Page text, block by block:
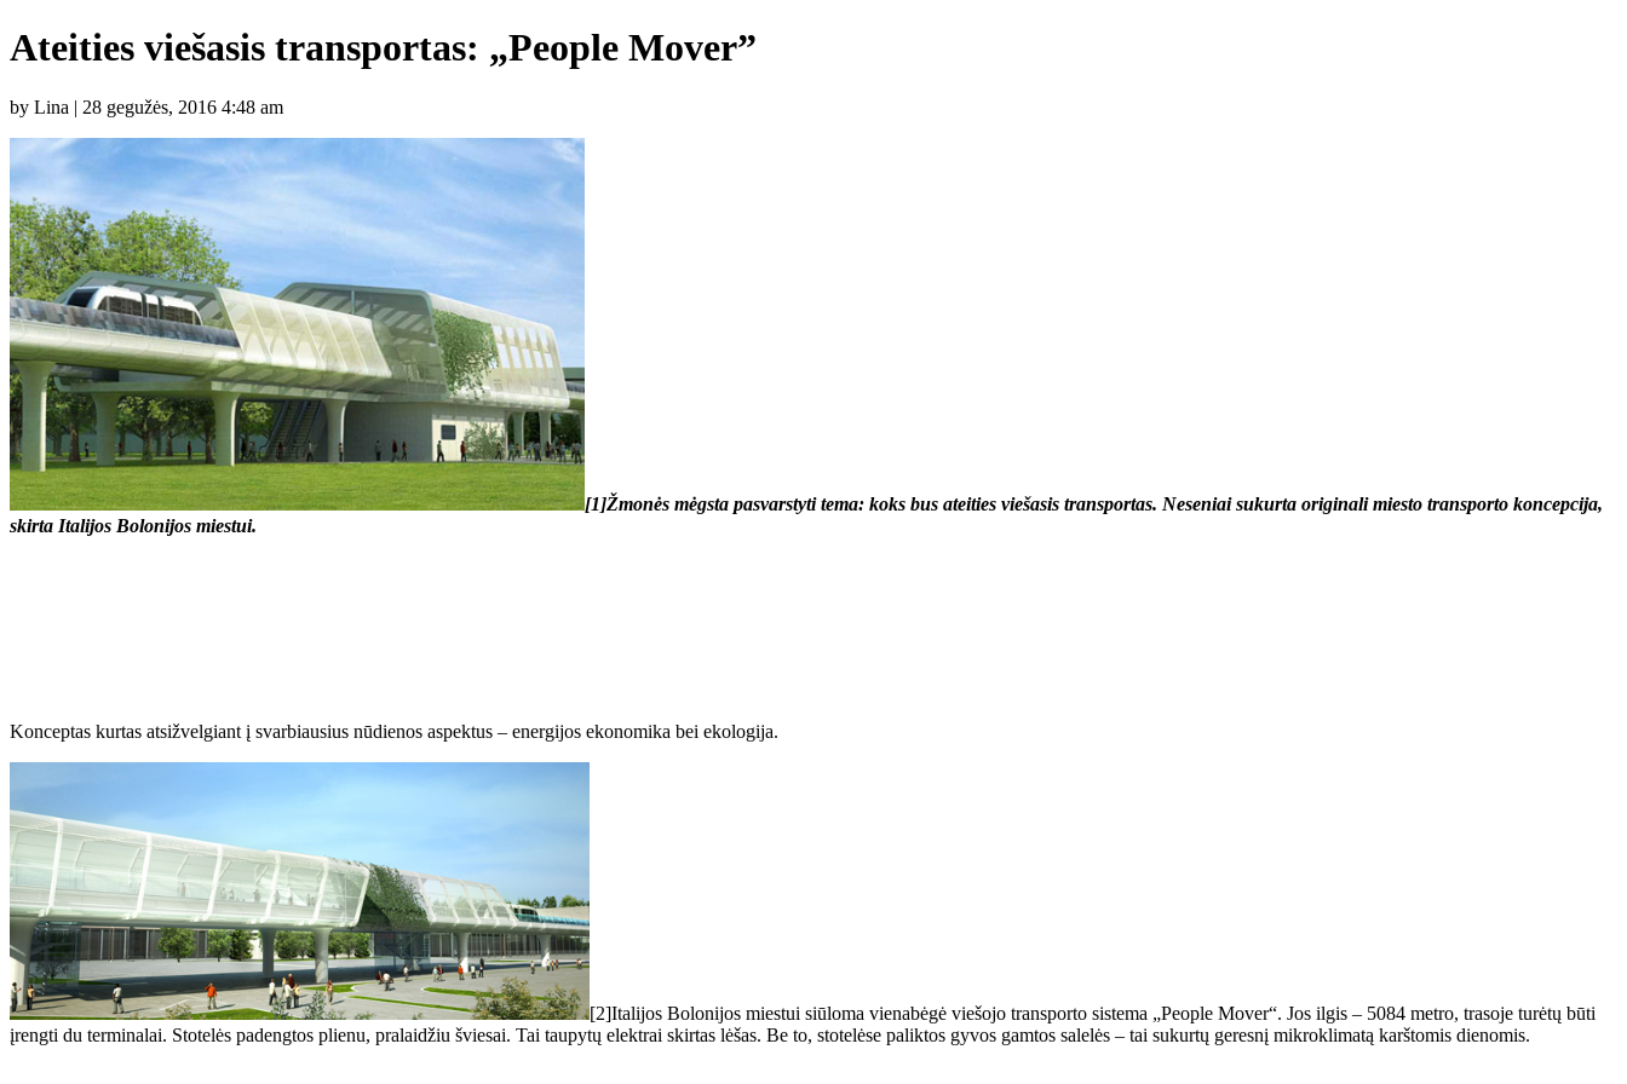
Ateities viešasis transportas: „People Mover”
by Lina | 28 gegužės, 2016 4:48 am
[1]Žmonės mėgsta pasvarstyti tema: koks bus ateities viešasis transportas. Neseniai sukurta originali miesto transporto koncepcija,
skirta Italijos Bolonijos miestui.
Konceptas kurtas atsižvelgiant į svarbiausius nūdienos aspektus – energijos ekonomika bei ekologija.
[2]Italijos Bolonijos miestui siūloma vienabėgė viešojo transporto sistema „People Mover“. Jos ilgis – 5084 metro, trasoje turėtų būti
įrengti du terminalai. Stotelės padengtos plienu, pralaidžiu šviesai. Tai taupytų elektrai skirtas lėšas. Be to, stotelėse paliktos gyvos gamtos salelės – tai sukurtų geresnį mikroklimatą karštomis dienomis.